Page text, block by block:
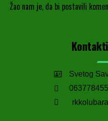
Žao nam je, da bi postavili
Svetog